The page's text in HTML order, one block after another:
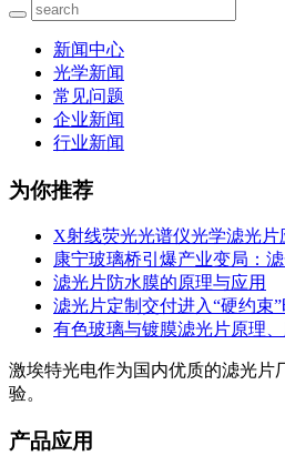
新闻中心
光学新闻
常见问题
企业新闻
行业新闻
为你推荐
X射线荧光光谱仪光学滤光片
康宁玻璃桥引爆产业变局：
滤光片防水膜的原理与应用
滤光片定制交付进入“硬约束
有色玻璃与镀膜滤光片原理
激埃特光电作为国内优质的滤光片
验。
产品应用